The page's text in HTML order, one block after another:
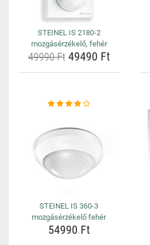
STEINEL IS 2180-2
mozgásérzékelő, fehér
49990 Ft49490 Ft
STEINEL IS 360-3
mozgásérzékelő fehér
54990 Ft